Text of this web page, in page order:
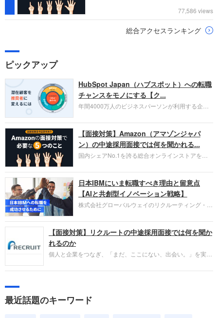
77,586 views
総合アクセスランキング
ピックアップ
HubSpot Japan（ハブスポット）への転職
チャンスをモノにする【ク...
年間4000万人のビジネスパーソンが利用する企業
お勧めするイチオシ企業をご紹介します。今回はク
ラウド型CRMプラットフォームを提供する
HubSpot Japan（ハブスポット・ジャパン）株式会
社です。採用面接対策の企業研究にご活用くださ
い。
【面接対策】Amazon（アマゾンジャパ
ン）の中途採用面接では何を聞かれる...
国内シェアNo.1を誇る総合オンラインストアを運
圧倒的な存在感を持つAmazon。中途採用面接では
過去の具体的な業務成果やリーダーシップの発揮、
失敗からの学びが重視され、人間性やカルチャーフ
ィットも評価対象となり、長期的に成長できる仲間
であるかを多角的に審査されます。
日本IBMにいま転職すべき理由と留意点
【AIと共創型イノベーション戦略】
株式会社グローバルウェイのリクルーティング・パ
パーソンが利用する企業口コミサイト「キャリコ
ネ」の転職エージェントがお勧めするイチオシ企業
IBMです。採用面接対策の企業研究にご活用くださ
い。
【面接対策】リクルートの中途採用面接では何を聞か
れるのか
個人と企業をつなぎ、「まだ、ここにない、出会い。」を実現
やこれまでの成果を具体的に問われるほか、「人間性」も評価
しょう。
最近話題のキーワード